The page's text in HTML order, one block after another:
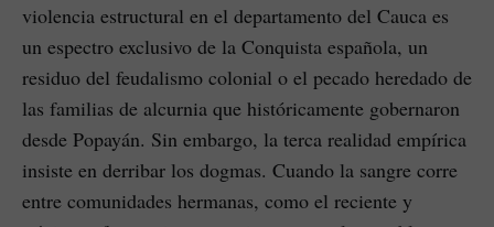
violencia estructural en el departamento del Cauca es
un espectro exclusivo de la Conquista española, un
residuo del feudalismo colonial o el pecado heredado de
las familias de alcurnia que históricamente gobernaron
desde Popayán. Sin embargo, la terca realidad empírica
insiste en derribar los dogmas. Cuando la sangre corre
entre comunidades hermanas, como el reciente y